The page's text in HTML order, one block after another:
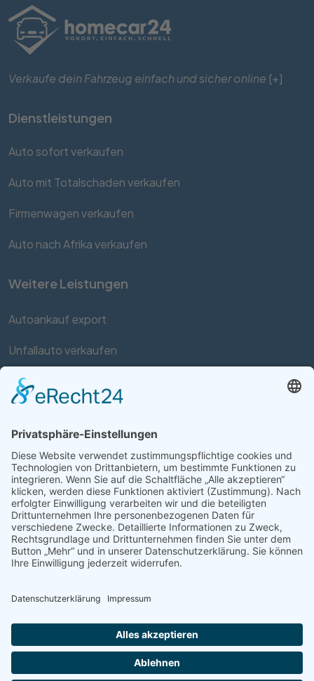
Verkaufe dein Fahrzeug einfach und sicher online [+]
Dienstleistungen
Auto sofort verkaufen
Auto mit Totalschaden verkaufen
Firmenwagen verkaufen
Auto nach Afrika verkaufen
Weitere Leistungen
Autoankauf export
Unfallauto verkaufen
Auto mit Motorschaden verkaufen
Support
Kontakt FAQ
Connect social
Datenschutz Impressum AGB Händler
AGB Verbraucher
Über uns